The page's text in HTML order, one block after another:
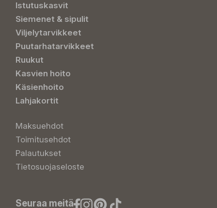
Istutuskasvit
Siemenet & sipulit
Viljelytarvikkeet
Puutarhatarvikkeet
Ruukut
Kasvien hoito
Käsienhoito
Lahjakortit
Maksuehdot
Toimitusehdot
Palautukset
Tietosuojaseloste
Seuraa meitä